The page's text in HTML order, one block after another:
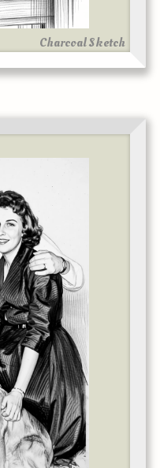
Charcoal Sketch